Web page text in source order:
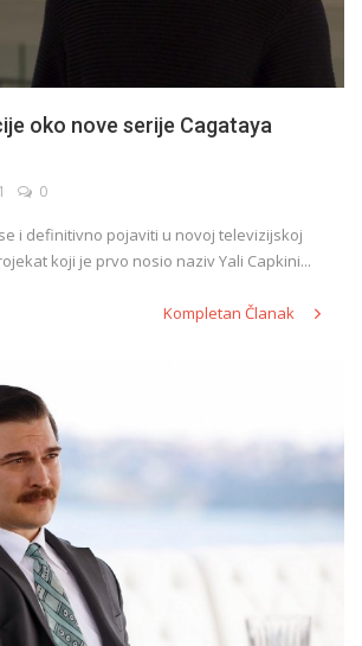
oko nove serije Cagataya
0
i definitivno pojaviti u novoj televizijskoj
koji je prvo nosio naziv Yali Capkini...
Kompletan Članak